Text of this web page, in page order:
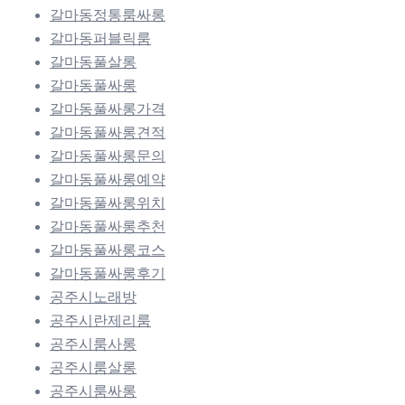
갈마동정통룸싸롱
갈마동퍼블릭룸
갈마동풀살롱
갈마동풀싸롱
갈마동풀싸롱가격
갈마동풀싸롱견적
갈마동풀싸롱문의
갈마동풀싸롱예약
갈마동풀싸롱위치
갈마동풀싸롱추천
갈마동풀싸롱코스
갈마동풀싸롱후기
공주시노래방
공주시란제리룸
공주시룸사롱
공주시룸살롱
공주시룸싸롱